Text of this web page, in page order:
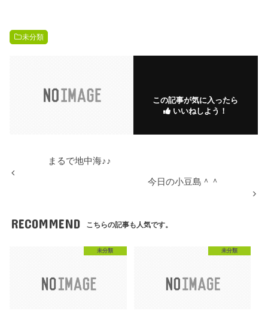
未分類
この記事が気に入ったら
いいねしよう！
まるで地中海♪♪
今日の小豆島＾＾
RECOMMEND こちらの記事も人気です。
未分類 未分類